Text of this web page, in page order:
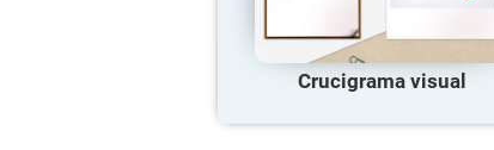
Crucigrama visual